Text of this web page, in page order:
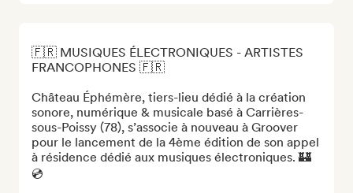
🇫🇷 MUSIQUES ÉLECTRONIQUES - ARTISTES
FRANCOPHONES 🇫🇷
Château Éphémère, tiers-lieu dédié à la création
sonore, numérique & musicale basé à Carrières-
sous-Poissy (78), s’associe à nouveau à Groover
pour le lancement de la 4ème édition de son appel
à résidence dédié aux musiques électroniques. 🏰
💿